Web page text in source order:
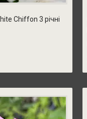
Chiffon 3 річні